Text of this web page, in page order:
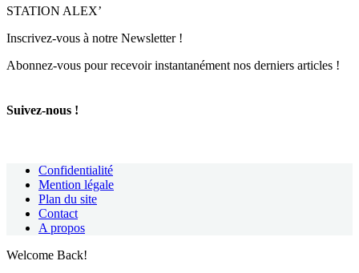
STATION ALEX’
Inscrivez-vous à notre Newsletter !
Abonnez-vous pour recevoir instantanément nos derniers articles !
Suivez-nous !
Confidentialité
Mention légale
Plan du site
Contact
A propos
Welcome Back!